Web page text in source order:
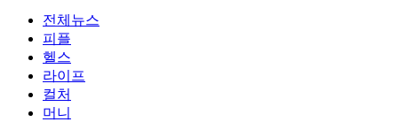
전체뉴스
피플
헬스
라이프
컬처
머니